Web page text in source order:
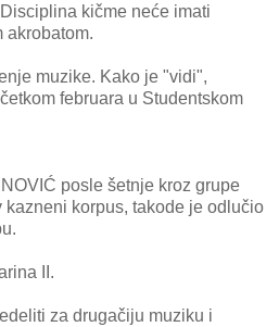
kičme neće imati
akrobatom.
muzike. Kako je "vidi",
februara u Studentskom
posle šetnje kroz grupe
kazneni korpus, takode je odlučio
II.
za drugačiju muziku i